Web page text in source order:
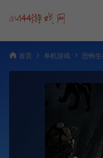
首页 单机游戏 恐怖生